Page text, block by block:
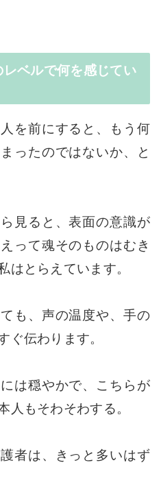
ベルで何を感じてい
を前にすると、もう何
ったのではないか、と
見ると、表面の意識が
って魂そのものはむき
はとらえています。
も、声の温度や、手の
ぐ伝わります。
は穏やかで、こちらが
人もそわそわする。
者は、きっと多いはず